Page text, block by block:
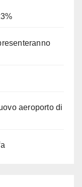
aeroporto di